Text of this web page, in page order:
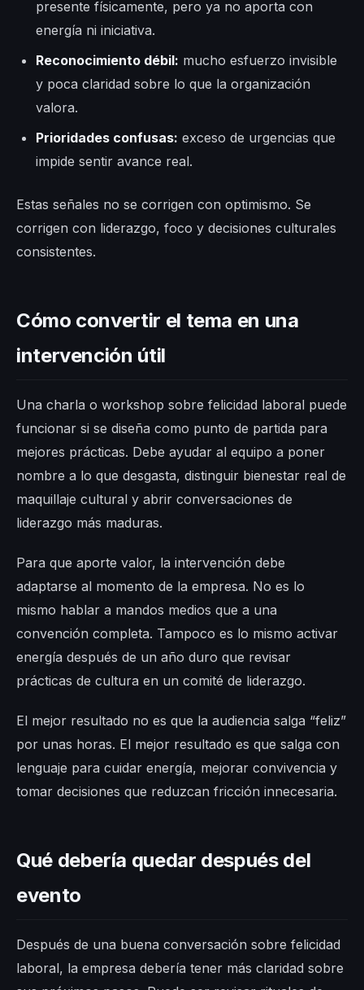
presente físicamente, pero ya no aporta con
energía ni iniciativa.
Reconocimiento débil: mucho esfuerzo invisible
y poca claridad sobre lo que la organización
valora.
Prioridades confusas: exceso de urgencias que
impide sentir avance real.
Estas señales no se corrigen con optimismo. Se
corrigen con liderazgo, foco y decisiones culturales
consistentes.
Cómo convertir el tema en una
intervención útil
Una charla o workshop sobre felicidad laboral puede
funcionar si se diseña como punto de partida para
mejores prácticas. Debe ayudar al equipo a poner
nombre a lo que desgasta, distinguir bienestar real de
maquillaje cultural y abrir conversaciones de
liderazgo más maduras.
Para que aporte valor, la intervención debe
adaptarse al momento de la empresa. No es lo
mismo hablar a mandos medios que a una
convención completa. Tampoco es lo mismo activar
energía después de un año duro que revisar
prácticas de cultura en un comité de liderazgo.
El mejor resultado no es que la audiencia salga “feliz”
por unas horas. El mejor resultado es que salga con
lenguaje para cuidar energía, mejorar convivencia y
tomar decisiones que reduzcan fricción innecesaria.
Qué debería quedar después del
evento
Después de una buena conversación sobre felicidad
laboral, la empresa debería tener más claridad sobre